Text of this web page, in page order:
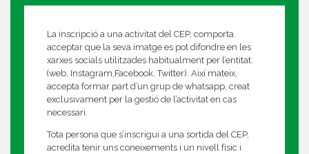
La inscripció a una activitat del CEP, comporta
acceptar que la seva imatge es pot difondre en les
xarxes socials utilitzades habitualment per l’entitat.
(web, Instagram,Facebook, Twitter). Així mateix,
accepta formar part d’un grup de whatsapp, creat
exclusivament per la gestió de l’activitat en cas
necessari.
Tota persona que s’inscrigui a una sortida del CEP,
acredita tenir uns coneixements i un nivell físic i